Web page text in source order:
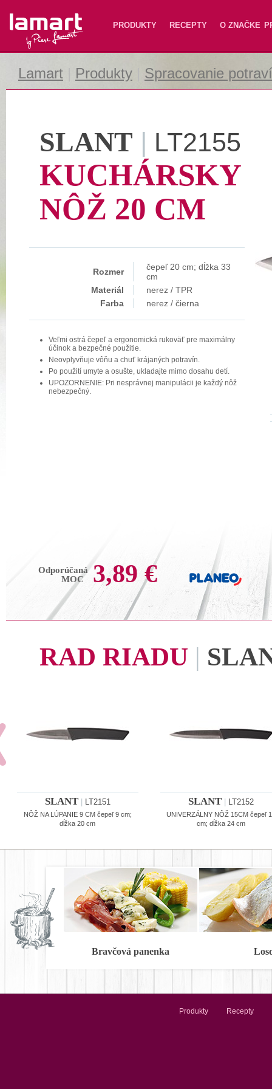
Lamart PRODUKTY RECEPTY O ZNAČKE
Lamart Produkty Spracovanie
SLANT | LT2155
KUCHÁRSKY
NÔŽ 20 CM
Rozmer
čepeľ 20 cm; dĺžka 33
cm
Materiál
nerez / TPR
Farba
nerez / čierna
Veľmi ostrá čepeľ a ergonomická rukoväť pre maximálny
účinok a bezpečné použitie.
Neovplyvňuje vôňu a chuť krájaných potravín.
Po použití umyte a osušte, ukladajte mimo dosahu detí.
UPOZORNENIE: Pri nesprávnej manipulácii je každý nôž
nebezpečný.
Odporúčaná
MOC
3,89 €
RAD RIADU |
SLANT LT2151
NÔŽ NA LÚPANIE 9 CM čepeľ 9 cm;
dĺžka 20 cm
SLANT LT2152
UNIVERZÁLNY NÔŽ 15CM čepeľ
cm; dĺžka 24 cm
Bravčová panenka
Produkty Recepty